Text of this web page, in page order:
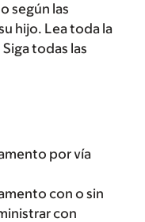
según las
hijo. Lea toda la
todas las
por vía
con o sin
con